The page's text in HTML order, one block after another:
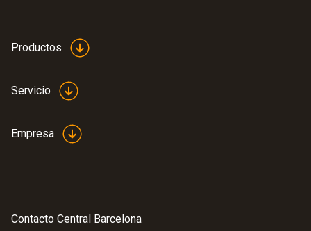
Productos
Servicio
Empresa
Contacto Central Barcelona